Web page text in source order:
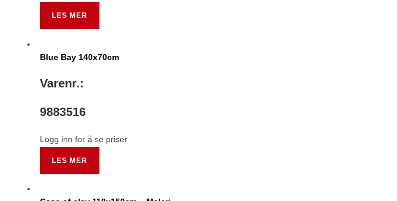
LES MER
Blue Bay 140x70cm
Varenr.:
9883516
Logg inn for å se priser
LES MER